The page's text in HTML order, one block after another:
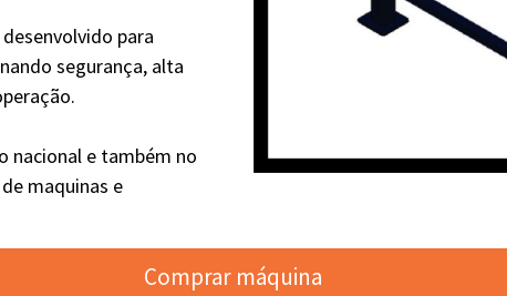
para
segurança, alta
nacional e também no
maquinas e
Comprar máquina